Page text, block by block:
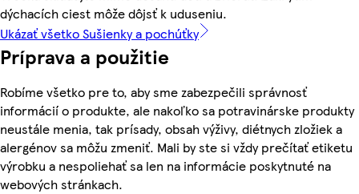
dýchacích ciest môže dôjsť k uduseniu.
Ukázať všetko Sušienky a pochúťky
Príprava a použitie
Robíme všetko pre to, aby sme zabezpečili správnosť
informácií o produkte, ale nakoľko sa potravinárske produkty
neustále menia, tak prísady, obsah výživy, diétnych zložiek a
alergénov sa môžu zmeniť. Mali by ste si vždy prečítať etiketu
výrobku a nespoliehať sa len na informácie poskytnuté na
webových stránkach.